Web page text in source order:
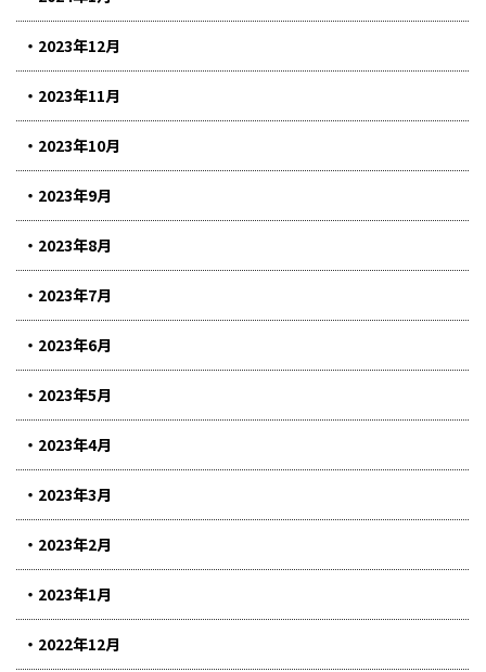
2023年12月
2023年11月
2023年10月
2023年9月
2023年8月
2023年7月
2023年6月
2023年5月
2023年4月
2023年3月
2023年2月
2023年1月
2022年12月